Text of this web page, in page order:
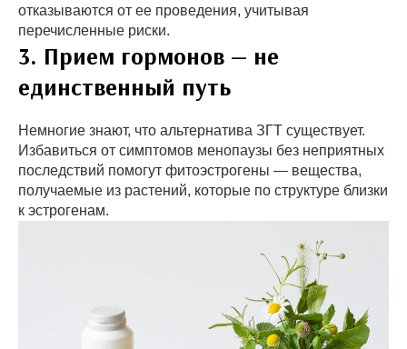
отказываются от ее проведения, учитывая
перечисленные риски.
3. Прием гормонов — не
единственный путь
Немногие знают, что альтернатива ЗГТ существует.
Избавиться от симптомов менопаузы без неприятных
последствий помогут фитоэстрогены — вещества,
получаемые из растений, которые по структуре близки
к эстрогенам.